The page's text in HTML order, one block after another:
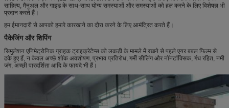
साहित्य, मैनुअल और गाइड के साथ-साथ योग्य समस्याओं और समस्याओं को हल करने के लिए विशेषज्ञ भी
प्रदान करते हैं।
हम ईमानदारी से आपको हमारे कारखाने का दौरा करने के लिए आमंत्रित करते हैं।
पैकेजिंग और शिपिंग
सिमुलेशन एनिमेट्रोनिक ग्राहक ट्राइक्रेटैप्स को लकड़ी के मामले में रखने से पहले एयर बबल फिल्म से
ढके हुए हैं, न केवल अच्छे शॉक अवशोषण, प्रभाव प्रतिरोध, गर्मी सीलिंग और नॉनटॉक्सिक, गंध रहित, नमी
जंग, अच्छी पारदर्शिता आदि के फायदे भी हैं।